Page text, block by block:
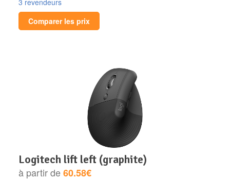
Comparer les prix
logitech lift left (graphite)
à partir de60.58€